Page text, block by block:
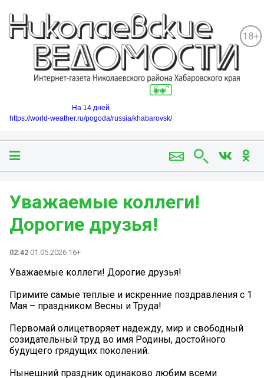
18+
На 14 дней
https://world-weather.ru/pogoda/russia/khabarovsk/
Уважаемые коллеги!
Дорогие друзья!
02:42 01.05.2026 16+
Уважаемые коллеги! Дорогие друзья!
Примите самые теплые и искренние поздравления с 1
Мая – праздником Весны и Труда!
Первомай олицетворяет надежду, мир и свободный
созидательный труд во имя Родины, достойного
будущего грядущих поколений.
Нынешний праздник одинаково любим всеми